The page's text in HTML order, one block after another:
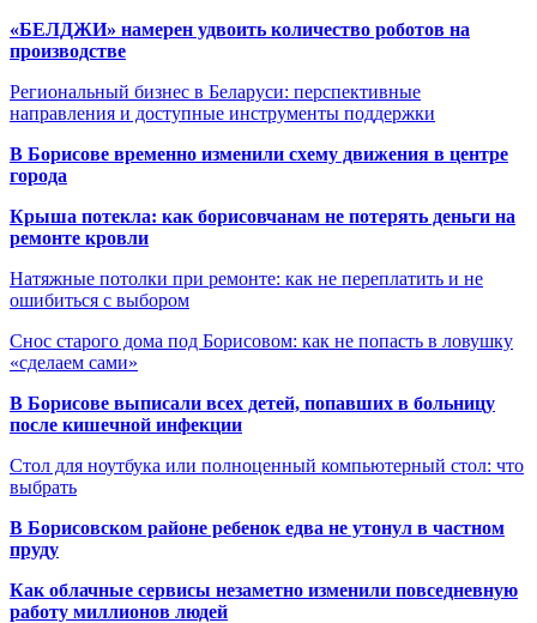
«БЕЛДЖИ» намерен удвоить количество роботов на
производстве
Региональный бизнес в Беларуси: перспективные
направления и доступные инструменты поддержки
В Борисове временно изменили схему движения в центре
города
Крыша потекла: как борисовчанам не потерять деньги на
ремонте кровли
Натяжные потолки при ремонте: как не переплатить и не
ошибиться с выбором
Снос старого дома под Борисовом: как не попасть в ловушку
«сделаем сами»
В Борисове выписали всех детей, попавших в больницу
после кишечной инфекции
Стол для ноутбука или полноценный компьютерный стол: что
выбрать
В Борисовском районе ребенок едва не утонул в частном
пруду
Как облачные сервисы незаметно изменили повседневную
работу миллионов людей